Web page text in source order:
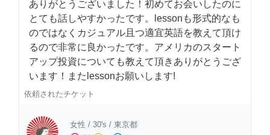
ありがとうございました！初めてお会いしたのに
とても話しやすかったです。lessonも形式的なも
のではなくカジュアル且つ適宜英語を教えて頂け
るので非常に良かったです。アメリカのスタート
アップ投資についても教えて頂きありがとうござ
います！またlessonお願いします!
依頼されたチケット
女性 / 30's / 東京都